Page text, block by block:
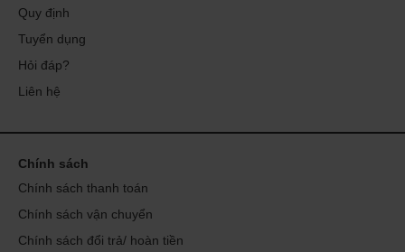
Quy định
Tuyển dụng
Hỏi đáp?
Liên hệ
Chính sách
Chính sách thanh toán
Chính sách vận chuyển
Chính sách đổi trả/ hoàn tiền